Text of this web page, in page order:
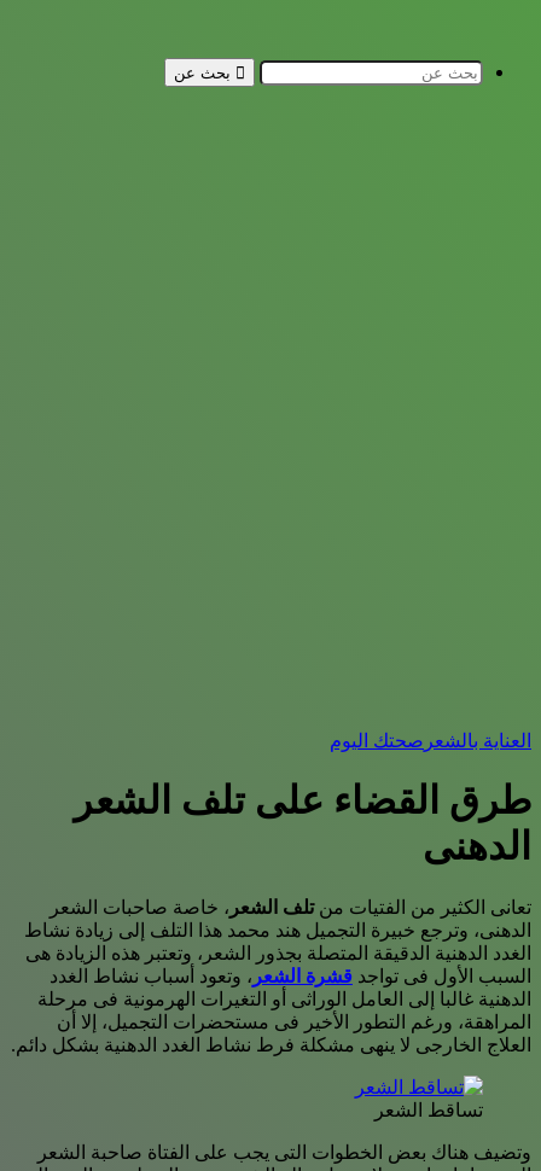
بحث عن
العناية بالشعر صحتك اليوم
طرق القضاء على تلف الشعر
الدهنى
تعانى الكثير من الفتيات منتلف الشعر ، خاصة صاحبات الشعر
الدهنى، وترجع خبيرة التجميل هند محمد هذا التلف إلى زيادة نشاط
الغدد الدهنية الدقيقة المتصلة بجذور الشعر، وتعتبر هذه الزيادة هى
السبب الأول فى تواجد قشرة الشعر ، وتعود أسباب نشاط الغدد
الدهنية غالبا إلى العامل الوراثى أو التغيرات الهرمونية فى مرحلة
المراهقة، ورغم التطور الأخير فى مستحضرات التجميل، إلا أن
العلاج الخارجى لا ينهى مشكلة فرط نشاط الغدد الدهنية بشكل دائم.
تساقط الشعر
وتضيف هناك بعض الخطوات التى يجب على الفتاة صاحبة الشعر